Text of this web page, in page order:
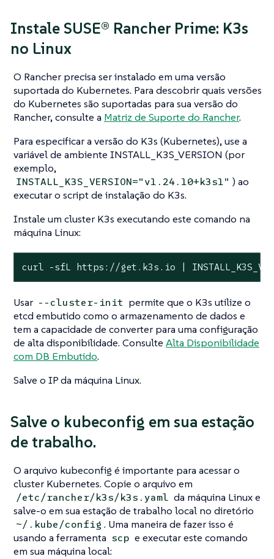
Instale SUSE® Rancher Prime: K3s
no Linux
O Rancher precisa ser instalado em uma versão
suportada do Kubernetes. Para descobrir quais versões
do Kubernetes são suportadas para sua versão do
Rancher, consulte a Matriz de Suporte do Rancher.
Para especificar a versão do K3s (Kubernetes), use a
variável de ambiente INSTALL_K3S_VERSION (por
exemplo,
INSTALL_K3S_VERSION="v1.24.10+k3s1" ) ao
executar o script de instalação do K3s.
Instale um cluster K3s executando este comando na
máquina Linux:
curl -sfL https://get.k3s.io |
Usar --cluster-init permite que o K3s utilize o
etcd embutido como o armazenamento de dados e
tem a capacidade de converter para uma configuração
de alta disponibilidade. Consulte Alta Disponibilidade
com DB Embutido.
Salve o IP da máquina Linux.
Salve o kubeconfig em sua estação
de trabalho.
O arquivo kubeconfig é importante para acessar o
cluster Kubernetes. Copie o arquivo em
/etc/rancher/k3s/k3s.yaml da máquina Linux e
salve-o em sua estação de trabalho local no diretório
~/.kube/config . Uma maneira de fazer isso é
usando a ferramenta scp e executar este comando
em sua máquina local: